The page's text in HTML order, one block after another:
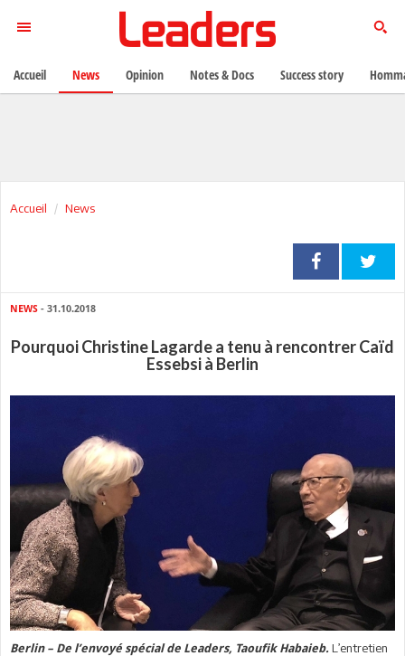
Accueil News
NEWS - 31.10.2018
Pourquoi Christine Lagarde a tenu à rencontrer Caïd
Essebsi à Berlin
Berlin – De l’envoyé spécial de Leaders, Taoufik Habaieb. L’entretien
Accueil News Opinion Notes & Docs Success story